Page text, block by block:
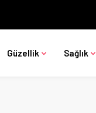
Güzellik Sağlık